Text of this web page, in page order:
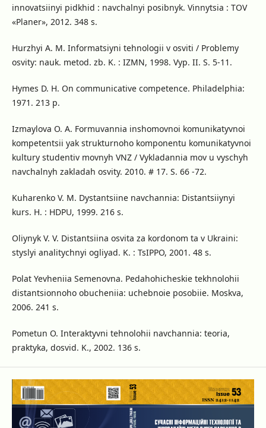
innovatsiinyi pidkhid : navchalnyi posibnyk. Vinnytsia : TOV
«Planer», 2012. 348 s.
Hurzhyi A. M. Informatsiyni tehnologii v osviti / Problemy
osvity: nauk. metod. zb. K. : IZMN, 1998. Vyp. II. S. 5-11.
Hymes D. H. On communicative competence. Philadelphia:
1971. 213 p.
Izmaylova O. A. Formuvannia inshomovnoi komunikatyvnoi
kompetentsii yak strukturnoho komponentu komunikatyvnoi
kultury studentiv movnyh VNZ / Vykladannia mov u vyschyh
navchalnyh zakladah osvity. 2010. # 17. S. 66 -72.
Kuharenko V. M. Dystantsiine navchannia: Distantsiiynyi
kurs. H. : HDPU, 1999. 216 s.
Oliynyk V. V. Distantsiina osvita za kordonom ta v Ukraini:
styslyi analitychnyi ogliyad. K. : TsIPPO, 2001. 48 s.
Polat Yevheniia Semenovna. Pedahohicheskie tekhnolohii
distantsionnoho obucheniia: uchebnoie posobiie. Moskva,
2006. 241 s.
Pometun O. Interaktyvni tehnolohii navchannia: teoria,
praktyka, dosvid. K., 2002. 136 s.